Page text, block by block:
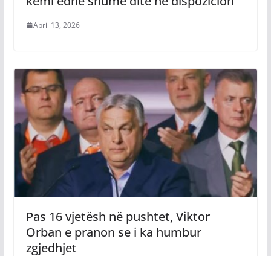
April 13, 2026
Pas 16 vjetësh në pushtet, Viktor
Orban e pranon se i ka humbur
zgjedhjet